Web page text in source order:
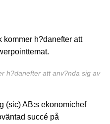
h?danefter att anv?nda sig av
(sic) AB:s ekonomichef
succé på